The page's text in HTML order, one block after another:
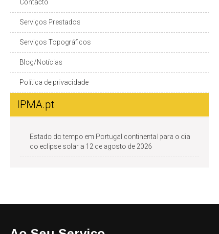
Contacto
Serviços Prestados
Serviços Topográficos
Blog/Notícias
Política de privacidade
IPMA.pt
Estado do tempo em Portugal continental para o dia
do eclipse solar a 12 de agosto de 2026